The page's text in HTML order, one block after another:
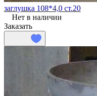
заглушка 108*4,0 ст.20
Нет в наличии
Заказать